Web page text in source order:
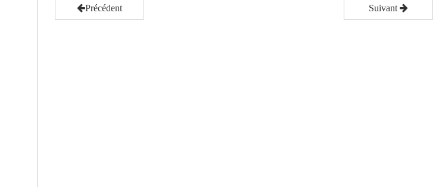
Précédent Suivant